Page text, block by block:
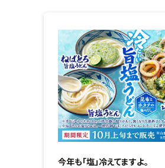
今年も「塩」冷えてますよ。